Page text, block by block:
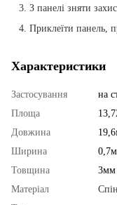
З панелі зняти
Приклеїти панель,
Характеристики
Застосування на
Площа
Довжина
Ширина
Товщина
3мм
Матеріал